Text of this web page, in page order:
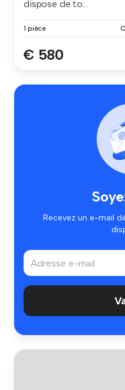
dispose de to...
1 pièce
€ 580
Recevez un e-mail